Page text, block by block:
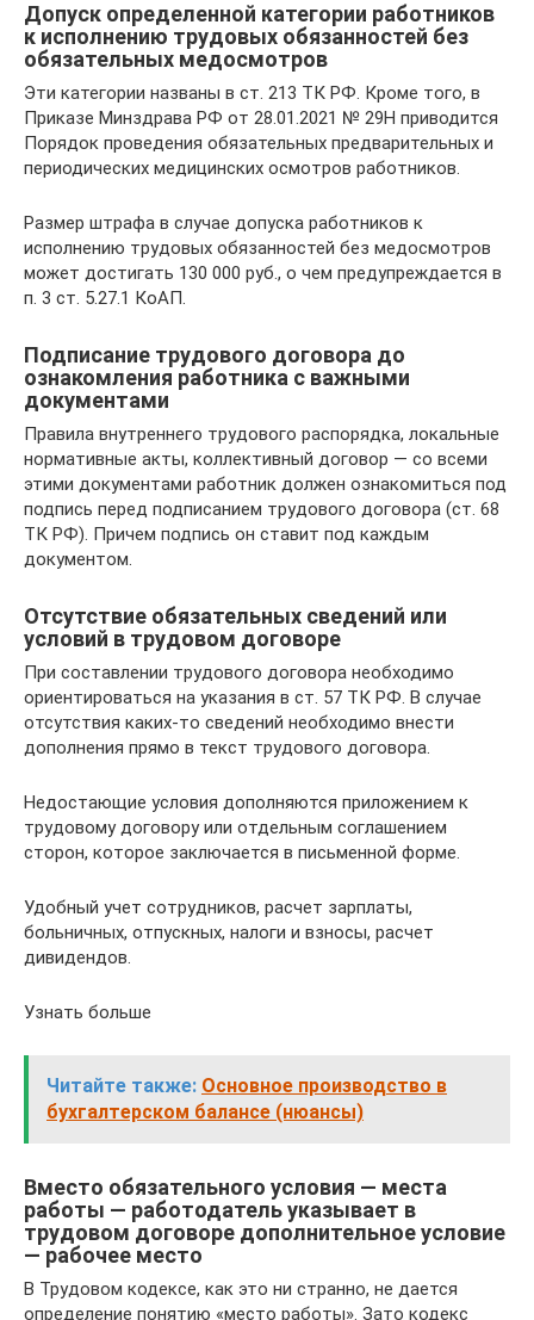
Допуск определенной категории работников
к исполнению трудовых обязанностей без
обязательных медосмотров
Эти категории названы в ст. 213 ТК РФ. Кроме того, в
Приказе Минздрава РФ от 28.01.2021 № 29Н приводится
Порядок проведения обязательных предварительных и
периодических медицинских осмотров работников.
Размер штрафа в случае допуска работников к
исполнению трудовых обязанностей без медосмотров
может достигать 130 000 руб., о чем предупреждается в
п. 3 ст. 5.27.1 КоАП.
Подписание трудового договора до
ознакомления работника с важными
документами
Правила внутреннего трудового распорядка, локальные
нормативные акты, коллективный договор — со всеми
этими документами работник должен ознакомиться под
подпись перед подписанием трудового договора (ст. 68
ТК РФ). Причем подпись он ставит под каждым
документом.
Отсутствие обязательных сведений или
условий в трудовом договоре
При составлении трудового договора необходимо
ориентироваться на указания в ст. 57 ТК РФ. В случае
отсутствия каких-то сведений необходимо внести
дополнения прямо в текст трудового договора.
Недостающие условия дополняются приложением к
трудовому договору или отдельным соглашением
сторон, которое заключается в письменной форме.
Удобный учет сотрудников, расчет зарплаты,
больничных, отпускных, налоги и взносы, расчет
дивидендов.
Узнать больше
Читайте также: Основное производство в
бухгалтерском балансе (нюансы)
Вместо обязательного условия — места
работы — работодатель указывает в
трудовом договоре дополнительное условие
— рабочее место
В Трудовом кодексе, как это ни странно, не дается
определение понятию «место работы». Зато кодекс